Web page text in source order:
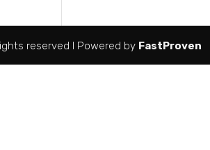
reserved I Powered by FastProven